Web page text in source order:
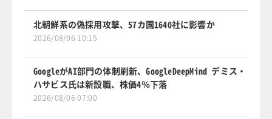
北朝鮮系の偽採用攻撃、57カ国1640社に影響か
2026/08/06 10:15
GoogleがAI部門の体制刷新、GoogleDeepMind デミス・
ハサビス氏は新設職、株価4％下落
2026/08/06 07:00